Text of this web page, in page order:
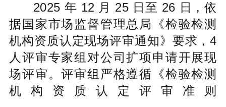
2025 年 12 月 25 日至 26 日，依
据国家市场监督管理总局《检验检测
机构资质认定现场评审通知》要求，4
人评审专家组对公司扩项申请开展现
场评审。评审组严格遵循《检验检测
机构资质认定评审准则